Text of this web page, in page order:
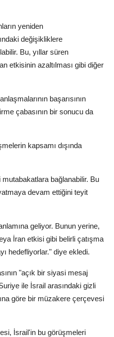
yeniden
değişikliklere
Bu, yıllar süren
etkisinin azaltılması gibi diğer
başarısının
çabasının bir sonucu da
kapsamı dışında
bağlanabilir. Bu
devam ettiğini teyit
geliyor. Bunun yerine,
İran etkisi gibi belirli çatışma
hedefliyorlar." diye ekledi.
"açık bir siyasi mesaj
ile İsrail arasındaki gizli
göre bir müzakere çerçevesi
İsrail'in bu görüşmeleri